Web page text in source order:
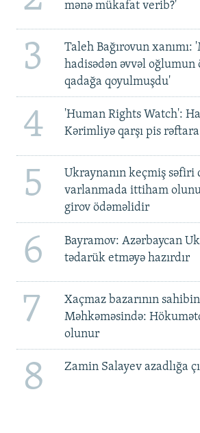
mənə mükafat verib?'
3
Taleh Bağırovun
hadisədən əvvəl oğlumun
qadağa qoyulmuşdu'
4
'Human Rights Watch':
Kərimliyə qarşı pis rəftara
5
Ukraynanın keçmiş səfiri
varlanmada ittiham
girov ödəməlidir
6
Bayramov: Azərbaycan
tədarük etməyə hazırdır
7
Xaçmaz bazarının
Məhkəməsində:
olunur
8 Zamin Salayev azadlığa